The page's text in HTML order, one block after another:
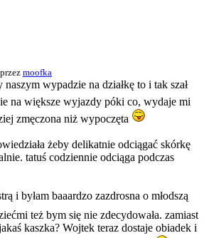
przez moofka
wypadzie na działkę to i tak szał
na większe wyjazdy póki co, wydaje mi
zmęczona niż wypoczęta
żeby delikatnie odciągać skórkę
tatuś codziennie odciąga podczas
i byłam baaardzo zazdrosna o młodszą
też bym się nie zdecydowała. zamiast
kaszka? Wojtek teraz dostaje obiadek i